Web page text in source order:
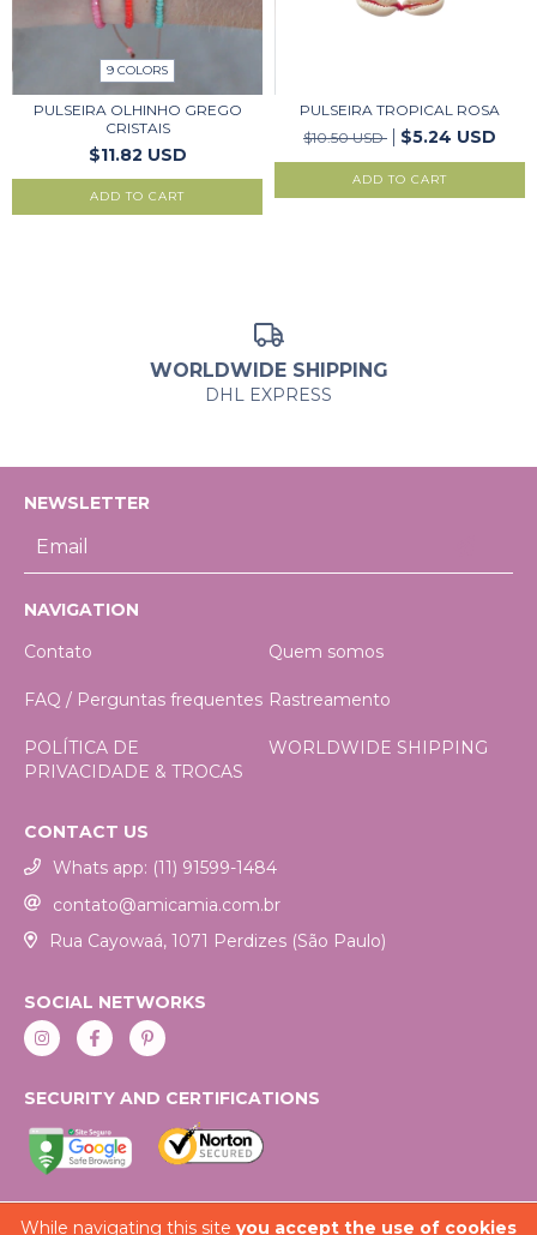
While navigating this site you accept the use of cookies
9 COLORS
PULSEIRA OLHINHO GREGO
CRISTAIS
$11.82 USD
ADD TO CART
PULSEIRA TROPICAL ROSA
$10.50 USD
$5.24 USD
WORLDWIDE SHIPPING
DHL EXPRESS
NEWSLETTER
NAVIGATION
Contato
Quem somos
FAQ / Perguntas frequentes Rastreamento
POLÍTICA DE
PRIVACIDADE & TROCAS
WORLDWIDE SHIPPING
CONTACT US
Whats app: (11) 91599-1484
contato@amicamia.com.br
Rua Cayowaá, 1071 Perdizes (São Paulo)
SOCIAL NETWORKS
SECURITY AND CERTIFICATIONS